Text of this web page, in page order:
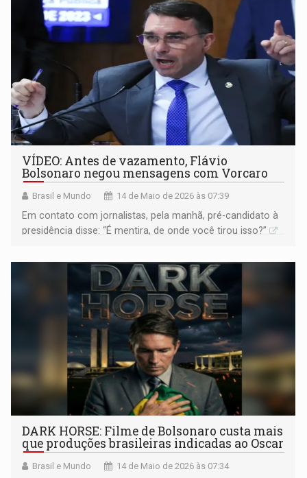
VÍDEO: Antes de vazamento, Flávio
Bolsonaro negou mensagens com Vorcaro
Brasil e Mundo 14 de Maio de 2026 às 07:39
Em contato com jornalistas, pela manhã, pré-candidato à
presidência disse: “É mentira, de onde você tirou isso?”
DARK HORSE: Filme de Bolsonaro custa mais
que produções brasileiras indicadas ao Oscar
Brasil e Mundo 14 de Maio de 2026 às 07:34